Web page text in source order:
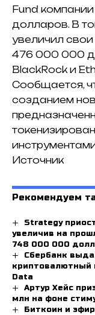
Fund
долларов. В
увеличил
476 000 000
BlackRock и
Сообщается,
созданием
Источник
Рекомендуем
Strategy
увеличив на
748 000 000
Сбербанк
криптовалютный
Data
Артур Хейс
млн на фоне
Биткоин и